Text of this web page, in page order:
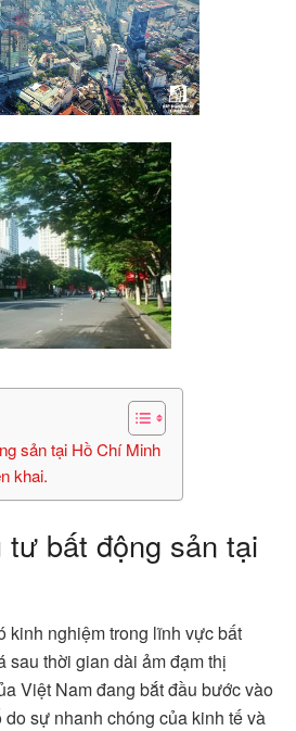
sản tại Hồ Chí Minh
khai.
bất động sản tại
kinh nghiệm trong lĩnh vực bất
sau thời gian dài ảm đạm thị
Việt Nam đang bắt đầu bước vào
sự nhanh chóng của kinh tế và